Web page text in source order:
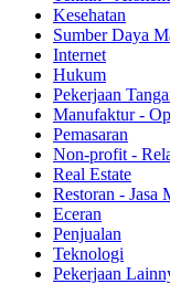
Kesehatan
Sumber Daya
Internet
Hukum
Pekerjaan
Manufaktur -
Pemasaran
Non-profit -
Real Estate
Restoran - Jasa
Eceran
Penjualan
Teknologi
Pekerjaan